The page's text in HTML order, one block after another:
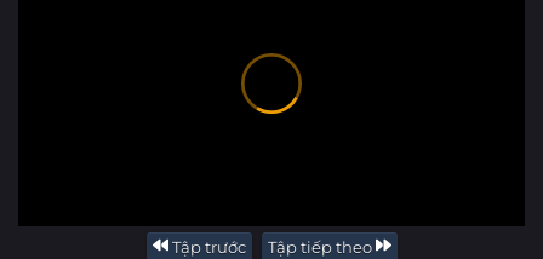
Tập trước Tập tiếp theo